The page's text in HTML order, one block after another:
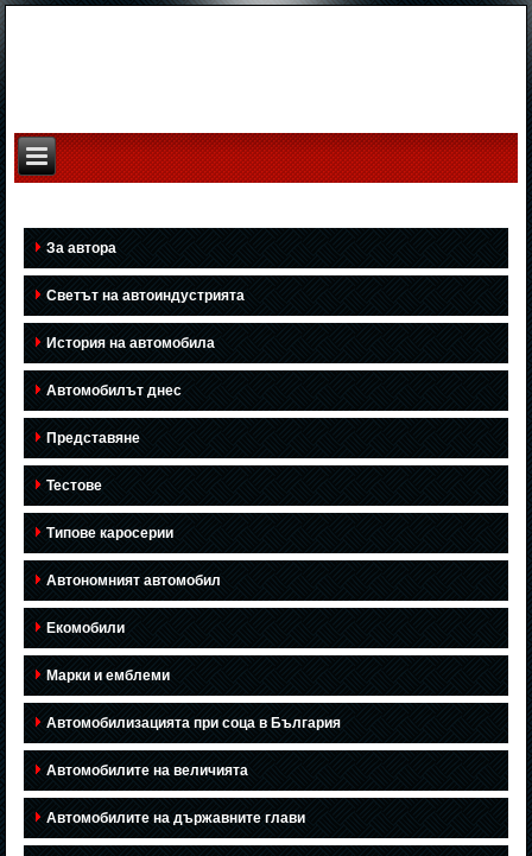
За автора
Светът на автоиндустрията
История на автомобила
Автомобилът днес
Представяне
Тестове
Типове каросерии
Автономният автомобил
Екомобили
Марки и емблеми
Автомобилизацията при соца в България
Автомобилите на величията
Автомобилите на държавните глави